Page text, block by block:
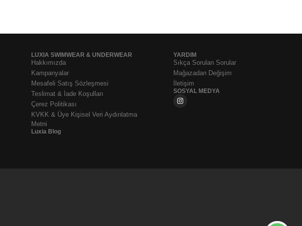
LUXIA SWIMWEAR & UNDERWEAR
Hakkımızda
Kampanyalar
Mesafeli Satış Sözleşmesi
Teslimat & İade Koşulları
Çerez Politikası
KVKK & Üye Kişisel Veri Aydınlatma
Metni
Luxia Blog
YARDIM
Sıkça Sorulan Sorular
Mağazadan Değişim
İletişim
SOSYAL MEDYA